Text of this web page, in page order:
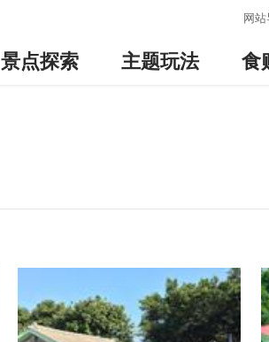
网
景点探索 主题玩法 食